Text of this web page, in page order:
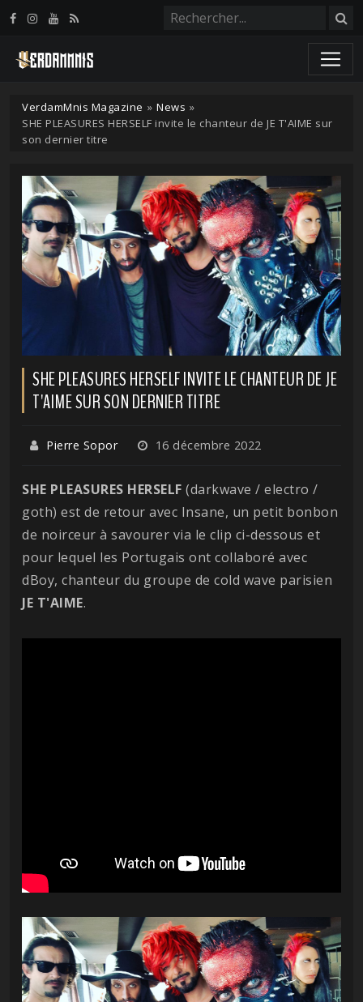
VerdamMnis Magazine » News »
SHE PLEASURES HERSELF invite le chanteur de JE T'AIME sur
son dernier titre
SHE PLEASURES HERSELF INVITE LE CHANTEUR DE JE
T'AIME SUR SON DERNIER TITRE
Pierre Sopor 16 décembre 2022
SHE PLEASURES HERSELF (darkwave / electro /
goth) est de retour avec Insane, un petit bonbon
de noirceur à savourer via le clip ci-dessous et
pour lequel les Portugais ont collaboré avec
dBoy, chanteur du groupe de cold wave parisien
JE T'AIME.
Panneau de gestion des cookies